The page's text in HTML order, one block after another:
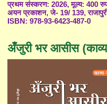
प्रथम संस्करण: 2026, मूल्य: 400
अयन प्रकाशन, जे- 19/ 139,
ISBN: 978-93-6423-487-0
अँजुरी भर आसीस